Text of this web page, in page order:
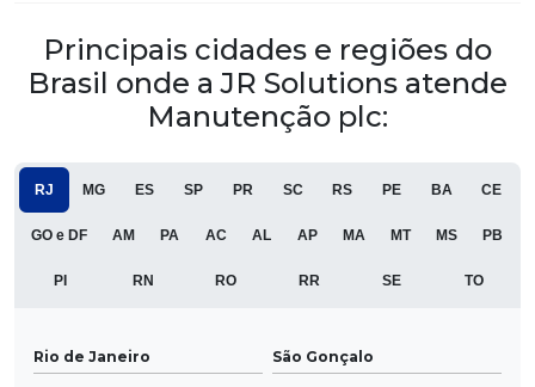
Principais cidades e regiões do
Brasil onde a JR Solutions atende
Manutenção plc:
RJ MG ES SP PR SC RS PE BA CE
GO e DF AM PA AC AL AP MA MT MS PB
PI RN RO RR SE TO
Rio de Janeiro São Gonçalo